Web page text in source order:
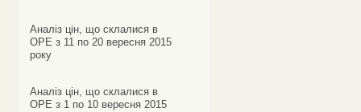
Аналіз цін, що склалися в
ОРЕ з 11 по 20 вересня 2015
року
Аналіз цін, що склалися в
ОРЕ з 1 по 10 вересня 2015